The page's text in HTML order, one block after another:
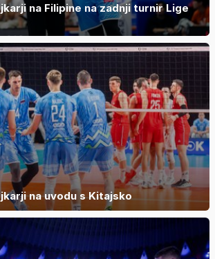
na Filipine na zadnji turnir Lige
na uvodu s Kitajsko